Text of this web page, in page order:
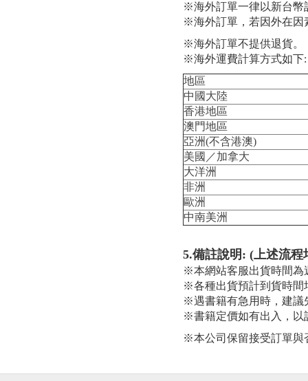
※海外訂單一律以新台幣
※海外訂單，若因外在因
※海外訂單不提供退貨。
※海外運費計算方式如下
地區
中國大陸
香港地區
澳門地區
亞洲(不含港澳)
美國／加拿大
大洋洲
非洲
歐洲
中南美洲
5.備註說明: (上述流
※本網站客服出貨時間為
※各種出貨預計到貨時間
※遇書籍有急用時，建議
※書籍定價如有出入，以
※本公司保留接受訂單與